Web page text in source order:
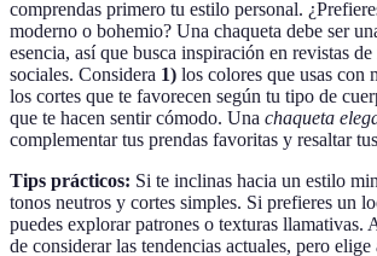
comprendas primero tu estilo personal.
moderno o bohemio? Una chaqueta debe ser
esencia, así que busca inspiración en revistas
sociales. Considera 1) los colores que usas con
los cortes que te favorecen según tu tipo de
que te hacen sentir cómodo. Una chaqueta
complementar tus prendas favoritas y resaltar
Tips prácticos: Si te inclinas hacia un estilo
tonos neutros y cortes simples. Si prefieres un
puedes explorar patrones o texturas llamativas.
de considerar las tendencias actuales, pero elige